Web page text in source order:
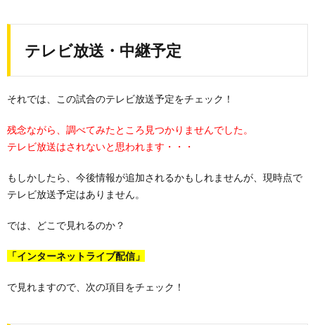
テレビ放送・中継予定
それでは、この試合のテレビ放送予定をチェック！
残念ながら、調べてみたところ見つかりませんでした。
テレビ放送はされないと思われます・・・
もしかしたら、今後情報が追加されるかもしれませんが、現時点で
テレビ放送予定はありません。
では、どこで見れるのか？
「インターネットライブ配信」
で見れますので、次の項目をチェック！